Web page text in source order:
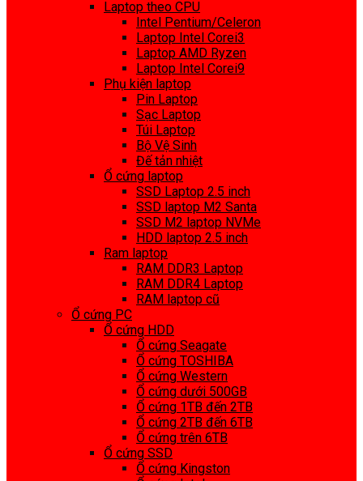
Laptop theo CPU
Intel Pentium/Celeron
Laptop Intel Corei3
Laptop AMD Ryzen
Laptop Intel Corei9
Phụ kiện laptop
Pin Laptop
Sạc Laptop
Túi Laptop
Bộ Vệ Sinh
Đế tản nhiệt
Ổ cứng laptop
SSD Laptop 2.5 inch
SSD laptop M2 Santa
SSD M2 laptop NVMe
HDD laptop 2.5 inch
Ram laptop
RAM DDR3 Laptop
RAM DDR4 Laptop
RAM laptop cũ
Ổ cứng PC
Ổ cứng HDD
Ổ cứng Seagate
Ổ cứng TOSHIBA
Ổ cứng Western
Ổ cứng dưới 500GB
Ổ cứng 1TB đến 2TB
Ổ cứng 2TB đến 6TB
Ổ cứng trên 6TB
Ổ cứng SSD
Ổ cứng Kingston